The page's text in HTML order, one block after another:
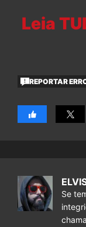
Leia
REPORTAR
Se